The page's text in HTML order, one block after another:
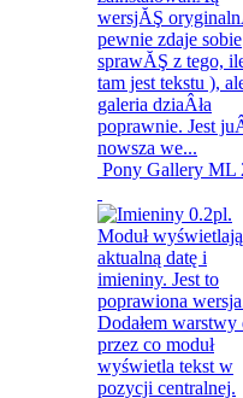
Pony Gallery ML